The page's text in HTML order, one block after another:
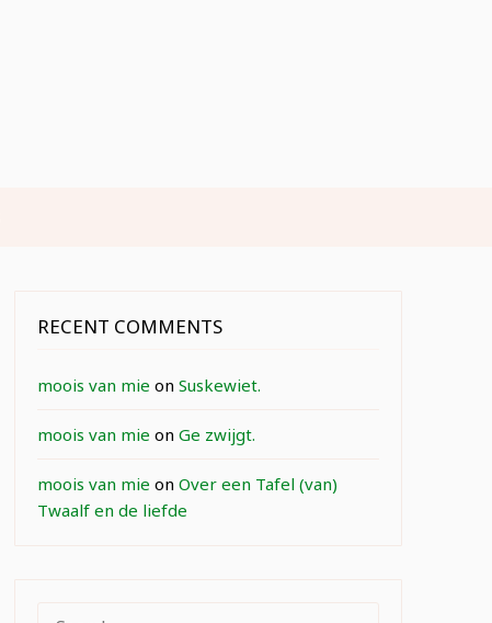
RECENT COMMENTS
moois van mie on Suskewiet.
moois van mie on Ge zwijgt.
moois van mie on Over een Tafel (van)
Twaalf en de liefde